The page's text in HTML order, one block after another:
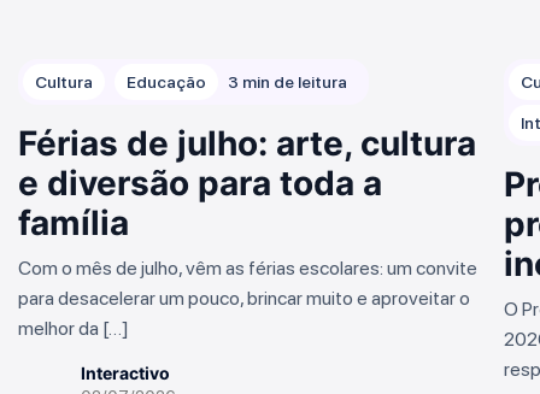
Cultura Educação 3 min de leitura
Férias de julho: arte, cultura
e diversão para toda a
família
Com o mês de julho, vêm as férias escolares: um convite
para desacelerar um pouco, brincar muito e aproveitar o
melhor da […]
Interactivo
O